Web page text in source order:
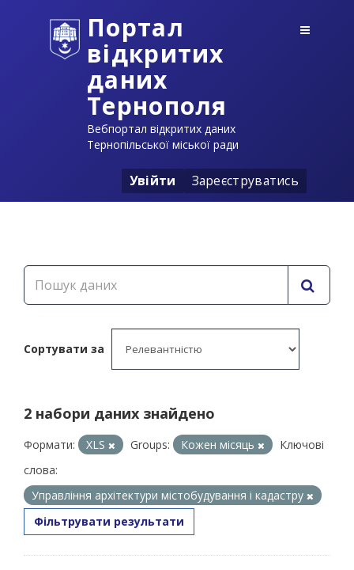
Портал
відкритих
даних
Тернополя
Вебпортал відкритих даних
Тернопільської міської ради
Увійти Зареєструватись
Сортувати за
2 набори даних знайдено
Формати: XLS Groups: Кожен місяць
Ключові
слова:
Управління архітектури містобудування і кадастру
Фільтрувати результати